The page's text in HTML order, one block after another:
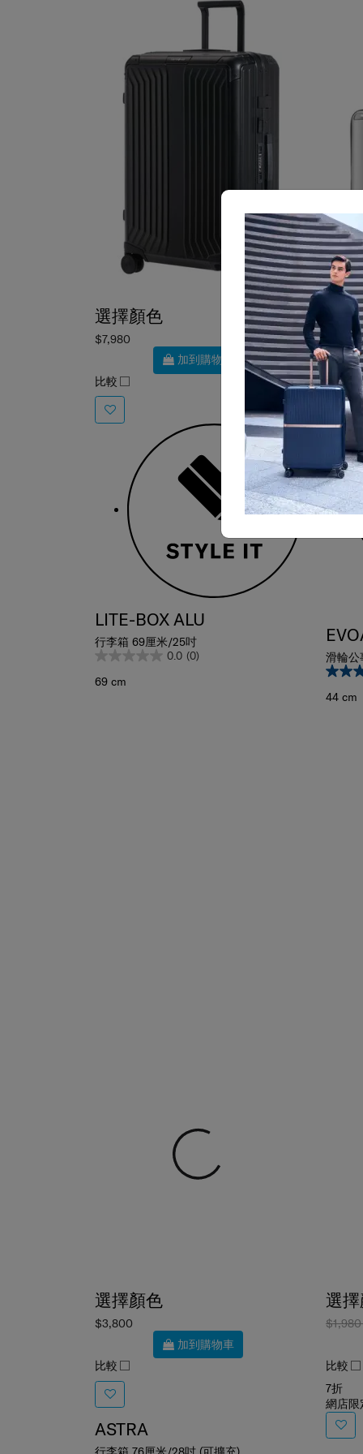
選擇顏色
$7,980
加到購物車
比較
LITE-BOX ALU
行李箱 69厘米/25吋
0.0 (0)
69 cm
選
比較
滑輪公
44 cm
選擇顏色
$3,800
加到購物車
比較
ASTRA
選
比較
7折
網店限